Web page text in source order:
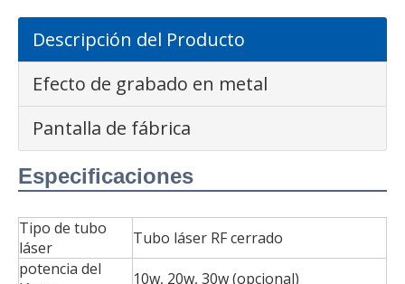
Descripción del Producto
Efecto de grabado en metal
Pantalla de fábrica
Especificaciones
Tipo de tubo
láser
Tubo láser RF cerrado
potencia del
10w, 20w, 30w (opcional)